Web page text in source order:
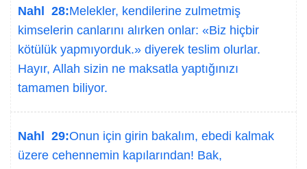
Nahl 28:Melekler, kendilerine zulmetmiş
kimselerin canlarını alırken onlar: «Biz hiçbir
kötülük yapmıyorduk.» diyerek teslim olurlar.
Hayır, Allah sizin ne maksatla yaptığınızı
tamamen biliyor.
Nahl 29:Onun için girin bakalım, ebedi kalmak
üzere cehennemin kapılarından! Bak,